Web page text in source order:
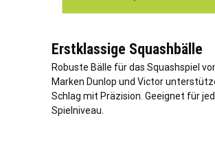
Erstklassige Squashbälle
Robuste Bälle für das Squashspiel
Marken Dunlop und Victor
Schlag mit Präzision. Geeignet für
Spielniveau.